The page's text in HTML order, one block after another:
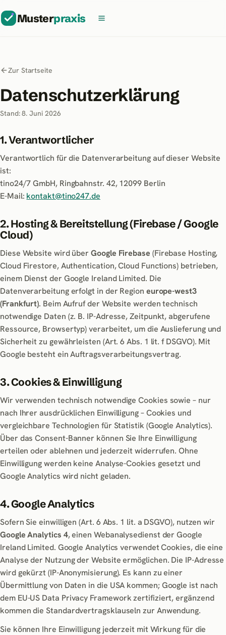
Musterpraxis
Zur Startseite
Datenschutzerklärung
Stand:8. Juni 2026
1. Verantwortlicher
Verantwortlich für die Datenverarbeitung auf dieser Website
ist:
tino24/7 GmbH, Ringbahnstr. 42, 12099 Berlin
E-Mail: kontakt@tino247.de
2. Hosting & Bereitstellung (Firebase / Google
Cloud)
Diese Website wird überGoogle Firebase (Firebase Hosting,
Cloud Firestore, Authentication, Cloud Functions) betrieben,
einem Dienst der Google Ireland Limited. Die
Datenverarbeitung erfolgt in der Region europe-west3
(Frankfurt). Beim Aufruf der Website werden technisch
notwendige Daten (z. B. IP-Adresse, Zeitpunkt, abgerufene
Ressource, Browsertyp) verarbeitet, um die Auslieferung und
Sicherheit zu gewährleisten (Art. 6 Abs. 1 lit. f DSGVO). Mit
Google besteht ein Auftragsverarbeitungsvertrag.
3. Cookies & Einwilligung
Wir verwenden technisch notwendige Cookies sowie – nur
nach Ihrer ausdrücklichen Einwilligung – Cookies und
vergleichbare Technologien für Statistik (Google Analytics).
Über das Consent-Banner können Sie Ihre Einwilligung
erteilen oder ablehnen und jederzeit widerrufen. Ohne
Einwilligung werden keine Analyse-Cookies gesetzt und
Google Analytics wird nicht geladen.
4. Google Analytics
Sofern Sie einwilligen (Art. 6 Abs. 1 lit. a DSGVO), nutzen wir
Google Analytics 4, einen Webanalysedienst der Google
Ireland Limited. Google Analytics verwendet Cookies, die eine
Analyse der Nutzung der Website ermöglichen. Die IP-Adresse
wird gekürzt (IP-Anonymisierung). Es kann zu einer
Übermittlung von Daten in die USA kommen; Google ist nach
dem EU-US Data Privacy Framework zertifiziert, ergänzend
kommen die Standardvertragsklauseln zur Anwendung.
Sie können Ihre Einwilligung jederzeit mit Wirkung für die